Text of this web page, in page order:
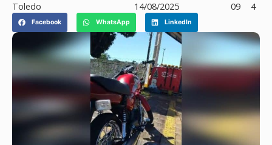
Toledo
14/08/2025
09
4
Facebook WhatsApp LinkedIn